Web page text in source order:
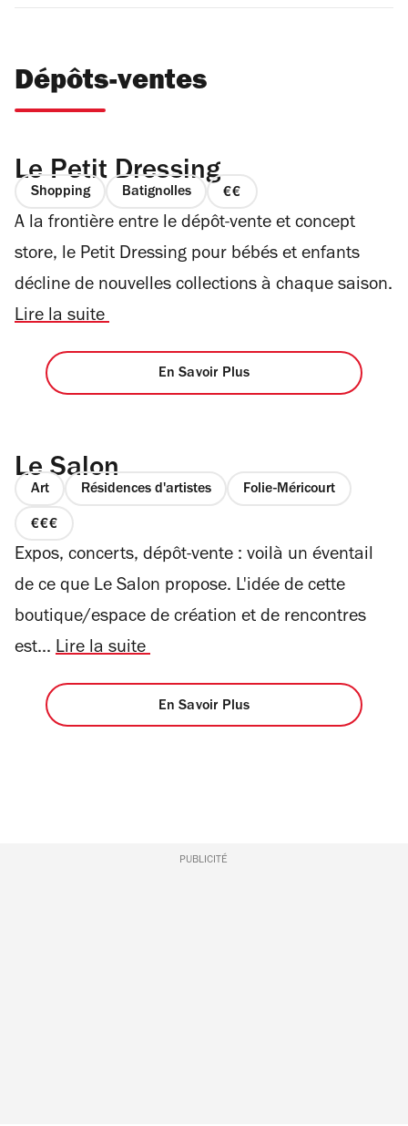
Dépôts-ventes
Le Petit Dressing
Shopping Batignolles
prix
2
sur
A la frontière entre le dépôt-vente et concept
store, le Petit Dressing pour bébés et enfants
décline de nouvelles collections à chaque saison.
Lire la suite
En Savoir Plus
Le Salon
Art Résidences d'artistes Folie-Méricourt
prix
3
Expos, concerts, dépôt-vente : voilà un éventail
de ce que Le Salon propose. L'idée de cette
boutique/espace de création et de rencontres
est... Lire la suite
En Savoir Plus
PUBLICITÉ